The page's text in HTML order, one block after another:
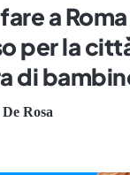
a
per la
di
Rosa